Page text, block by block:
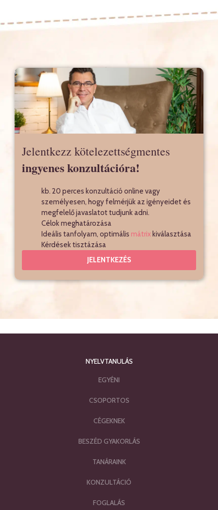
Jelentkezz kötelezettségmentes
ingyenes konzultációra!
kb. 20 perces konzultáció online vagy
személyesen, hogy felmérjük az igényeidet és
megfelelő javaslatot tudjunk adni.
Célok meghatározása
Ideális tanfolyam, optimális mátrix kiválasztása
Kérdések tisztázása
JELENTKEZÉS
NYELVTANULÁS
EGYÉNI
CSOPORTOS
CÉGEKNEK
BESZÉD GYAKORLÁS
TANÁRAINK
KONZULTÁCIÓ
FOGLALÁS